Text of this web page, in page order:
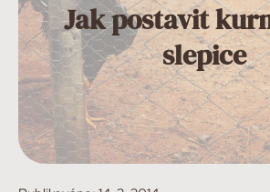
Jak postavit
slepice